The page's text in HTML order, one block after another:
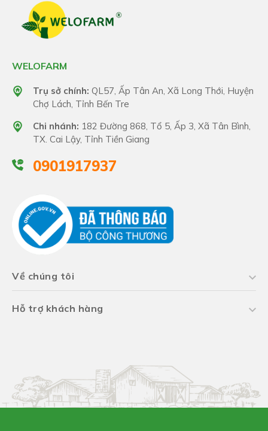
WELOFARM
Trụ sở chính: QL57, Ấp Tân An, Xã Long Thới, Huyện
Chợ Lách, Tỉnh Bến Tre
Chi nhánh: 182 Đường 868, Tổ 5, Ấp 3, Xã Tân Bình,
TX. Cai Lậy, Tỉnh Tiền Giang
0901917937
Về chúng tôi
Hỗ trợ khách hàng